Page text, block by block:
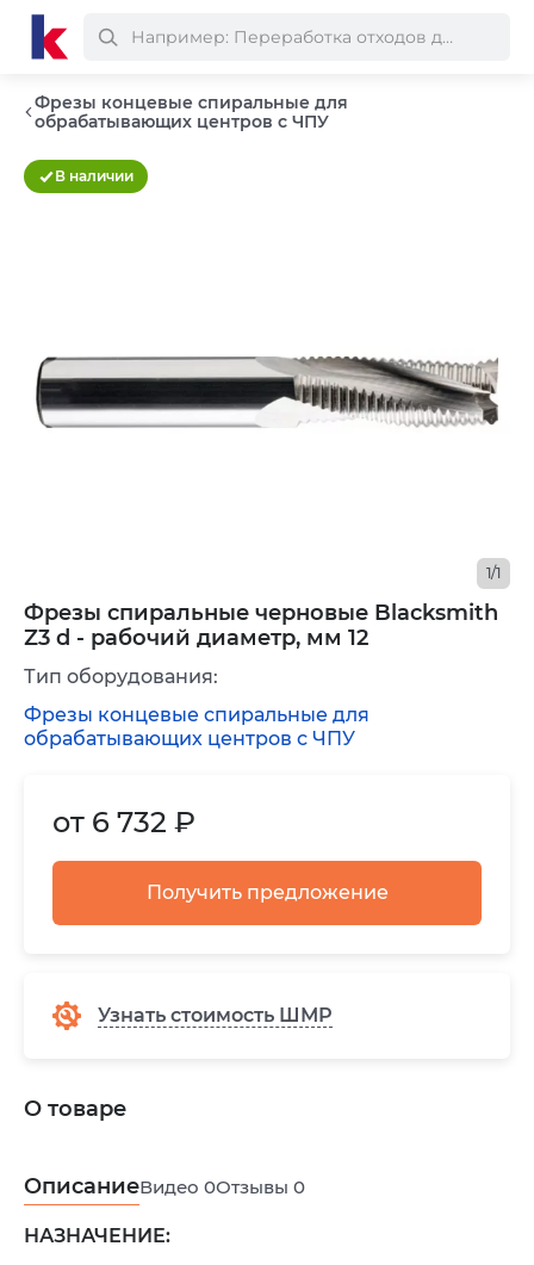
Фрезы концевые спиральные для
обрабатывающих центров с ЧПУ
В наличии
Фрезы спиральные черновые Blacksmith
Z3 d - рабочий диаметр, мм 12
1/1
от 6 732 ₽
Получить предложение
Узнать стоимость ШМР
Тип оборудования:
Фрезы концевые спиральные для
обрабатывающих центров с ЧПУ
О товаре
ОписаниеВидео 0Отзывы 0
НАЗНАЧЕНИЕ: